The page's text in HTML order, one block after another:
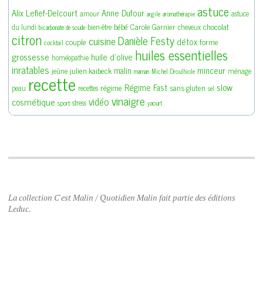
Alix Lefief-Delcourt amour Anne Dufour argile aromathérapie astuce astuce
du lundi bicarbonate de soude bien-être bébé Carole Garnier cheveux chocolat
citron cocktail couple cuisineDanièle Festy détoxforme
grossesse homéopathie huile d'olive huiles essentielles
inratables jeûne julien kaibeck malin maman Michel Droulhiole minceur ménage
peau recette recettes régime Régime Fast sans gluten sel slow
cosmétique sport stress vidéovinaigre yaourt
La collection C'est Malin / Quotidien Malin fait partie des éditions
Leduc.